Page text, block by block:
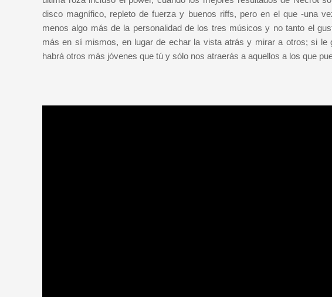
disco magnífico, repleto de fuerza y buenos riffs, pero en el que -una
menos algo más de la personalidad de los tres músicos y no tanto el
más en sí mismos, en lugar de echar la vista atrás y mirar a otros; si le
habrá otros más jóvenes que tú y sólo nos atraerás a aquellos a los que